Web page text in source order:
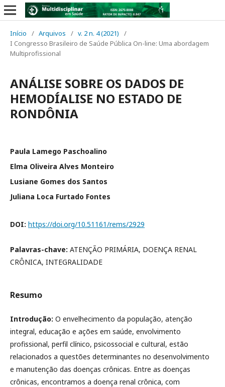
Início / Arquivos / v. 2 n. 4 (2021)
/
I Congresso Brasileiro de Saúde Pública On-line: Uma abordagem
Multiprofissional
ANÁLISE SOBRE OS DADOS DE
HEMODÍALISE NO ESTADO DE
RONDÔNIA
Paula Lamego Paschoalino
Elma Oliveira Alves Monteiro
Lusiane Gomes dos Santos
Juliana Loca Furtado Fontes
DOI: https://doi.org/10.51161/rems/2929
Palavras-chave: ATENÇÃO PRIMÁRIA, DOENÇA RENAL
CRÔNICA, INTEGRALIDADE
Resumo
Introdução: O envelhecimento da população, atenção
integral, educação e ações em saúde, envolvimento
profissional, perfil clínico, psicossocial e cultural, estão
relacionados a questões determinantes no desenvolvimento
e manutenção das doenças crônicas. Entre as doenças
crônicas, encontramos a doença renal crônica, com